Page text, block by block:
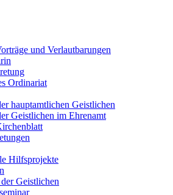
und Verlautbarungen
Ordinariat
hauptamtlichen Geistlichen
Geistlichen im Ehrenamt
Hilfsprojekte
Geistlichen